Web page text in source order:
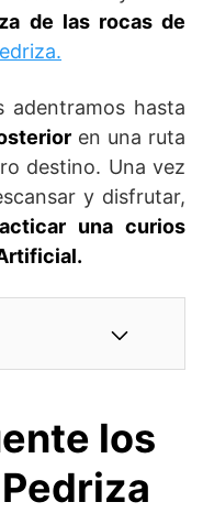
de las rocas de
adentramos hasta
en una ruta
destino. Una vez
y disfrutar,
una curios
los